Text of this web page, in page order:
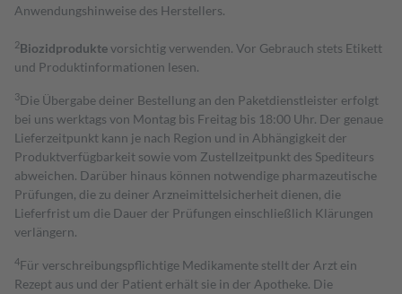
Anwendungshinweise des Herstellers.
2Biozidproduktevorsichtig verwenden. Vor Gebrauch stets Etikett
und Produktinformationen lesen.
3Die Übergabe deiner Bestellung an den Paketdienstleister erfolgt
bei uns werktags von Montag bis Freitag bis 18:00 Uhr. Der genaue
Lieferzeitpunkt kann je nach Region und in Abhängigkeit der
Produktverfügbarkeit sowie vom Zustellzeitpunkt des Spediteurs
abweichen. Darüber hinaus können notwendige pharmazeutische
Prüfungen, die zu deiner Arzneimittelsicherheit dienen, die
Lieferfrist um die Dauer der Prüfungen einschließlich Klärungen
verlängern.
4Für verschreibungspflichtige Medikamente stellt der Arzt ein
Rezept aus und der Patient erhält sie in der Apotheke. Die